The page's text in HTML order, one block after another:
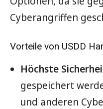
Cyberangriffen
Vorteile von USDD
Höchste
gespeichert
und anderen